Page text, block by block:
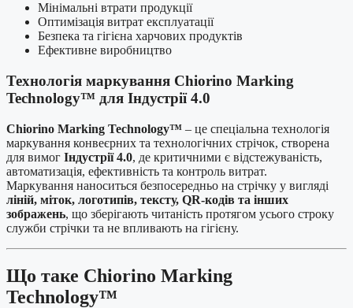
Мінімальні втрати продукції
Оптимізація витрат експлуатації
Безпека та гігієна харчових продуктів
Ефективне виробництво
Технологія маркування Chiorino Marking
Technology™ для Індустрії 4.0
Chiorino Marking Technology™ – це спеціальна технологія
маркування конвеєрних та технологічних стрічок, створена
для вимог Індустрії 4.0, де критичними є відстежуваність,
автоматизація, ефективність та контроль витрат.
Маркування наноситься безпосередньо на стрічку у вигляді
ліній, міток, логотипів, тексту, QR-кодів та інших
зображень, що зберігають читаність протягом усього строку
служби стрічки та не впливають на гігієну.
Що таке Chiorino Marking
Technology™